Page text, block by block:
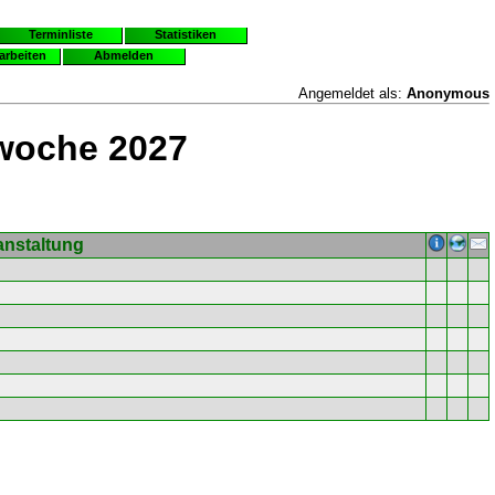
Terminliste
Statistiken
Abmelden
Angemeldet als: Anonymous
2027